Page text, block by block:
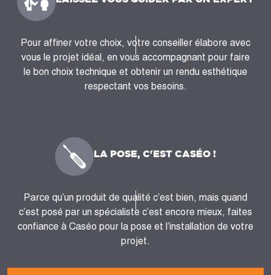
Pour affiner votre choix, votre conseiller élabore avec
vous le projet idéal, en vous accompagnant pour faire
le bon choix technique et obtenir un rendu esthétique
respectant vos besoins.
LA POSE, C'EST CASÉO !
Parce qu’un produit de qualité c’est bien, mais quand
c’est posé par un spécialiste c’est encore mieux, faites
confiance à Caséo pour la pose et l’installation de votre
projet.